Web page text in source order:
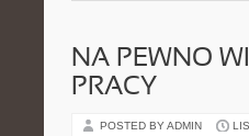
NA PEWNO
PRACY
POSTED BY ADMIN